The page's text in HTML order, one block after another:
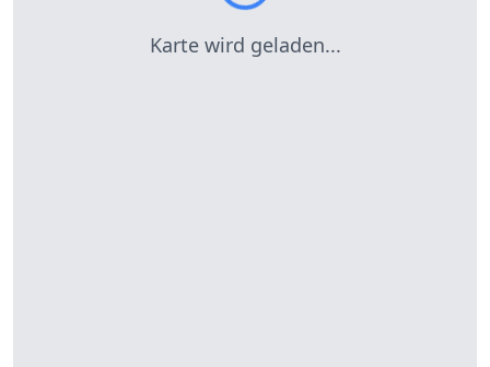
Karte wird geladen...